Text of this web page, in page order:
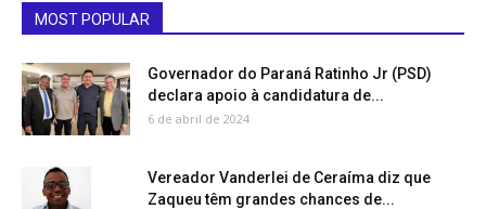
MOST POPULAR
Governador do Paraná Ratinho Jr (PSD)
declara apoio à candidatura de...
6 de abril de 2024
Vereador Vanderlei de Ceraíma diz que
Zaqueu têm grandes chances de...